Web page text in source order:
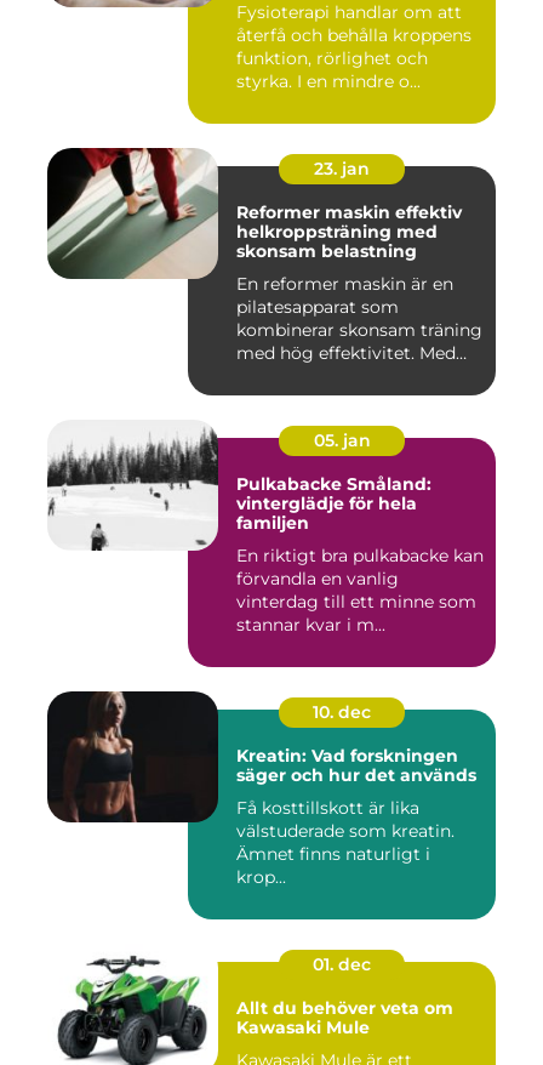
Fysioterapi handlar om att
återfå och behålla kroppens
funktion, rörlighet och
styrka. I en mindre o...
23. jan
Reformer maskin effektiv
helkroppsträning med
skonsam belastning
En reformer maskin är en
pilatesapparat som
kombinerar skonsam träning
med hög effektivitet. Med
05. jan
Pulkabacke Småland:
vinterglädje för hela
familjen
En riktigt bra pulkabacke kan
förvandla en vanlig
vinterdag till ett minne som
stannar kvar i m...
10. dec
Kreatin: Vad forskningen
säger och hur det används
Få kosttillskott är lika
välstuderade som kreatin.
Ämnet finns naturligt i
krop...
01. dec
Allt du behöver veta om
Kawasaki Mule
Kawasaki Mule är ett